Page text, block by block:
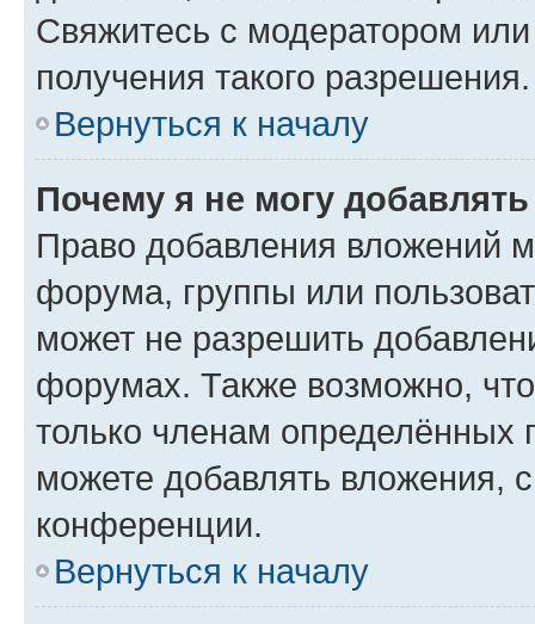
Свяжитесь с модератором
получения такого разрешения.
Вернуться к началу
Почему я не могу
Право добавления вложений
форума, группы или
может не разрешить
форумах. Также возможно,
только членам определённых
можете добавлять вложения,
конференции.
Вернуться к началу